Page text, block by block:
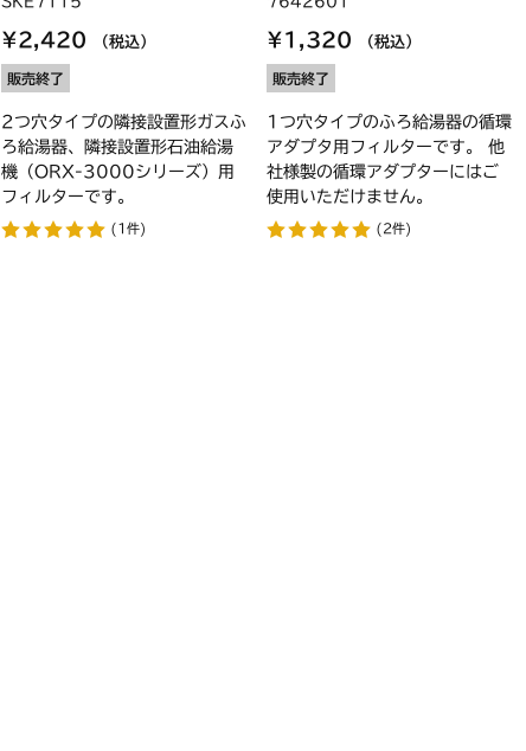
¥2,420 （税込）
販売終了
2つ穴タイプの隣接設置形ガスふ
ろ給湯器、隣接設置形石油給湯
機（ORX-3000シリーズ）用
フィルターです。
(1件)
¥1,320 （税込）
販売終了
1つ穴タイプのふろ給湯器の循環
アダプタ用フィルターです。 他
社様製の循環アダプターにはご
使用いただけません。
(2件)